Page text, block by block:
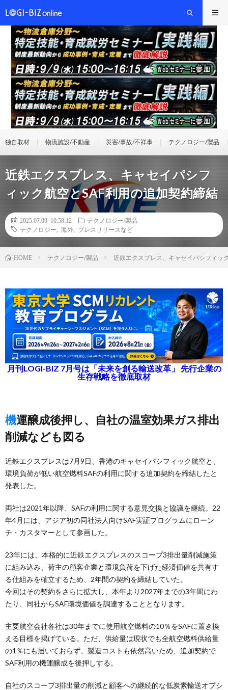
独自取材 物流施設/不動産 災害/事故/不祥事 テクノロジー/製品
近鉄エクスプレス、キャセイパシフ
ィック航空とSAF利用の追加契約締結
2025.07.09 10:58:12
テクノロジー/製品
テクノロジー
海外 プレスリリースなど
HOME テクノロジー/製品 近鉄エクスプレス、キャセイパシフィッ
月刊LOGI-BIZ 7月号は「未来を創る輸送改革」 先行企業の
生存戦略を徹底取材
機運醸成後押し、自社の温室効果ガス排出
削減なども図る
近鉄エクスプレスは7月9日、香港のキャセイパシフィック航空と、
環境負荷が低い航空燃料SAFの利用に関する追加契約を締結したと
発表した。
両社は2021年以降、SAFの利用に関する意見交換と協議を継続。22
年4月には、アジア初の同社法人向けSAF実証プログラムにローン
チ・カスタマーとして参画した。
23年には、本格的に近鉄エクスプレスのスコープ3排出量削減施策
に組み込み、荷主の顧客企業と環境負荷を下げた経済価値を共有す
る仕組みを確立するため、2年間の契約を締結していた。
今回はその契約をさらに拡大し、本年より2027年までの3年間にわ
たり、同社からSAF環境価値を調達することとなります。
主要航空会社各社は30年までに使用航空燃料の10％をSAFに置き換
える目標を掲げている。ただ、供給量は現状でも全航空燃料供給量
の1％にも届いておらず、製造コストも依然高いため、追加契約で
SAF利用の機運醸成を後押しする。
自社のスコープ3排出量の削減と顧客への継続的な低炭素輸送オプシ